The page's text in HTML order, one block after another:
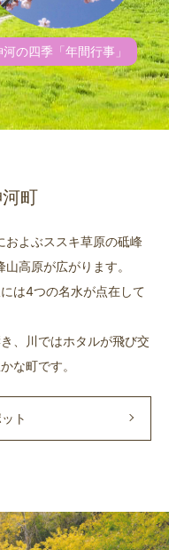
河の四季「年間行事」
町
よぶススキ草原の砥峰
高原が広がります。
は4つの名水が点在して
、川ではホタルが飛び交
な町です。
ト